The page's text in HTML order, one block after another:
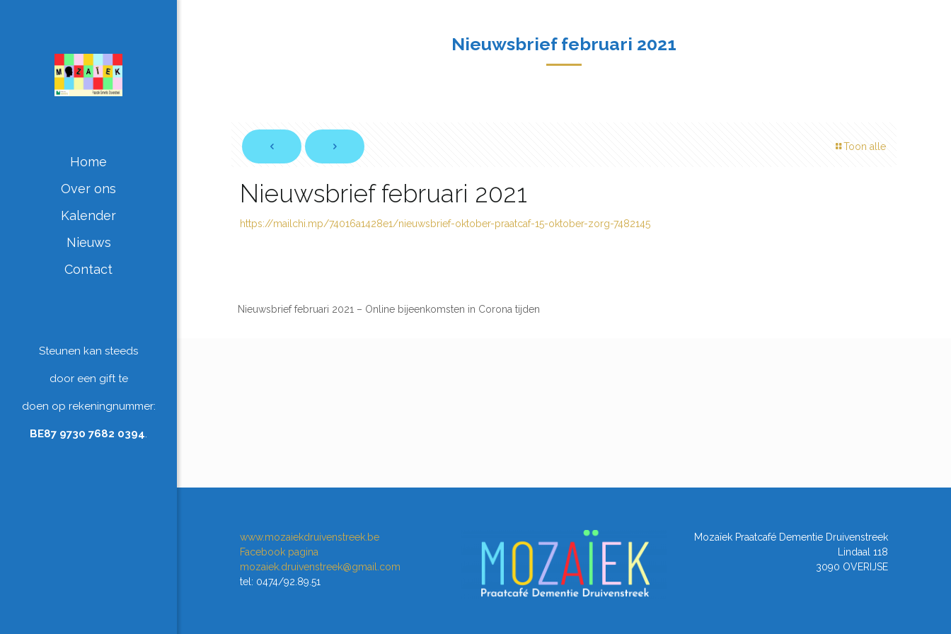
Home
Over ons
Kalender
Nieuws
Contact
Steunen kan steeds
door een gift te
doen op rekeningnummer:
BE87 9730 7682 0394.
Nieuwsbrief februari 2021
Toon alle
Nieuwsbrief februari 2021
https://mailchi.mp/74016a1428e1/nieuwsbrief-oktober-praatcaf-15-oktober-zorg-7482145
Nieuwsbrief februari 2021 – Online bijeenkomsten in Corona tijden
www.mozaiekdruivenstreek.be
Facebook pagina
mozaiek.druivenstreek@gmail.com
tel: 0474/92.89.51
Mozaïek Praatcafé Dementie Druivenstreek
Lindaal 118
3090 OVERIJSE